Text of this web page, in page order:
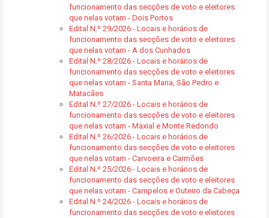
funcionamento das secções de voto e eleitores
que nelas votam - Dois Portos
Edital N.º 29/2026 - Locais e horários de
funcionamento das secções de voto e eleitores
que nelas votam - A dos Cunhados
Edital N.º 28/2026 - Locais e horários de
funcionamento das secções de voto e eleitores
que nelas votam - Santa Maria, São Pedro e
Matacães
Edital N.º 27/2026 - Locais e horários de
funcionamento das secções de voto e eleitores
que nelas votam - Maxial e Monte Redondo
Edital N.º 26/2026 - Locais e horários de
funcionamento das secções de voto e eleitores
que nelas votam - Carvoeira e Carmões
Edital N.º 25/2026 - Locais e horários de
funcionamento das secções de voto e eleitores
que nelas votam - Campelos e Outeiro da Cabeça
Edital N.º 24/2026 - Locais e horários de
funcionamento das secções de voto e eleitores